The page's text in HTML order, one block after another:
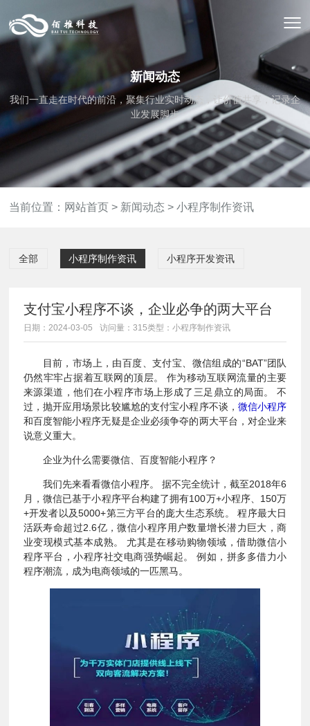
新闻动态
我们一直走在时代的前沿，聚集行业实时动态，让价值共享，记录企
业发展脚步
当前位置： 网站首页 > 新闻动态 >小程序制作资讯
全部 小程序制作资讯 小程序开发资讯
支付宝小程序不谈，企业必争的两大平台
日期：2024-03-05 访问量：315类型：小程序制作资讯
目前，市场上，由百度、支付宝、微信组成的“BAT”团队
仍然牢牢占据着互联网的顶层。 作为移动互联网流量的主要
来源渠道，他们在小程序市场上形成了三足鼎立的局面。 不
过，抛开应用场景比较尴尬的支付宝小程序不谈， 微信小程序
和百度智能小程序无疑是企业必须争夺的两大平台，对企业来
说意义重大。
企业为什么需要微信、百度智能小程序？
我们先来看看微信小程序。 据不完全统计，截至2018年6
月，微信已基于小程序平台构建了拥有100万+小程序、150万
+开发者以及5000+第三方平台的庞大生态系统。 程序最大日
活跃寿命超过2.6亿，微信小程序用户数量增长潜力巨大，商
业变现模式基本成熟。 尤其是在移动购物领域，借助微信小
程序平台，小程序社交电商强势崛起。 例如，拼多多借力小
程序潮流，成为电商领域的一匹黑马。